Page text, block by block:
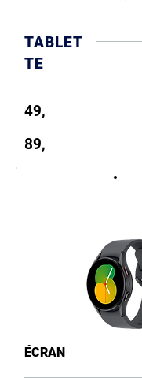
TABLET
TE
49,
89,
ÉCRAN